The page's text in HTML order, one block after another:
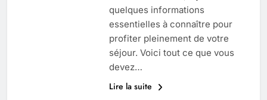
quelques informations
essentielles à connaître pour
profiter pleinement de votre
séjour. Voici tout ce que vous
devez…
Lire la suite